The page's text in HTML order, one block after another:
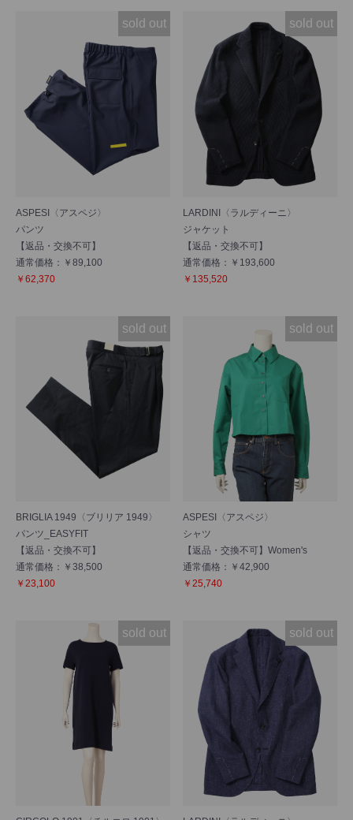
sold out
ASPESI〈アスペジ〉
パンツ
【返品・交換不可】
通常価格：￥89,100
￥62,370
sold out
LARDINI〈ラルディーニ〉
ジャケット
【返品・交換不可】
通常価格：￥193,600
￥135,520
sold out
BRIGLIA 1949〈ブリリア 1949〉
パンツ_EASYFIT
【返品・交換不可】
通常価格：￥38,500
￥23,100
sold out
ASPESI〈アスペジ〉
シャツ
【返品・交換不可】Women's
通常価格：￥42,900
￥25,740
sold out sold out